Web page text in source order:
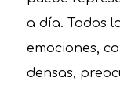
a día. Todos
emociones,
densas,